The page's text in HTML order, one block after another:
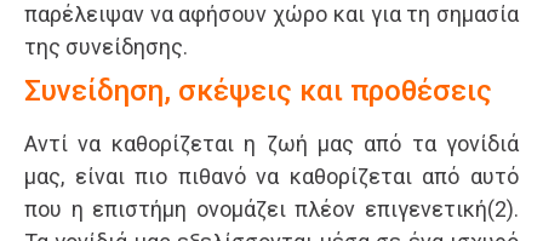
παρέλειψαν να αφήσουν χώρο και για τη σημασία
της συνείδησης.
Συνείδηση, σκέψεις και προθέσεις
Αντί να καθορίζεται η ζωή μας από τα γονίδιά
μας, είναι πιο πιθανό να καθορίζεται από αυτό
που η επιστήμη ονομάζει πλέον επιγενετική(2).